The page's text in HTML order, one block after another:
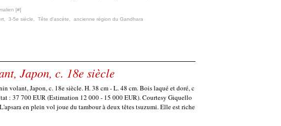
[#]
3-5e siècle Tête d'ascète ancienne région du Gandhara
Japon, c. 18e siècle
volant, Japon, c. 18e siècle. H. 38 cm - L. 48 cm. Bois laqué et doré, c
: 37 700 EUR (Estimation 12 000 - 15 000 EUR). Courtesy Giquello
en plein vol joue du tambour à deux têtes tsuzumi. Elle est riche